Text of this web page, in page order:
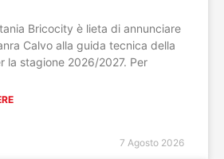
Bricocity è lieta di annunciare
Calvo alla guida tecnica della
la stagione 2026/2027. Per
7 Agosto 2026